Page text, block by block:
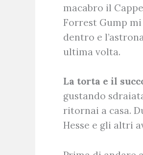
macabro il
Forrest Gump
dentro e
ultima volta.
La torta e il
gustando
ritornai a casa.
Hesse e gli altri